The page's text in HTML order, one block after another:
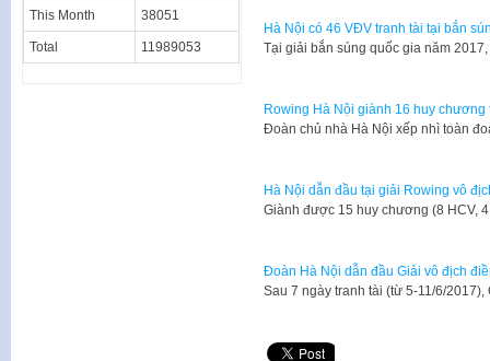
Hà Nội có 46 VĐV tranh tài tại bắn
Tại giải bắn súng quốc gia năm
Rowing Hà Nội giành 16 huy
Đoàn chủ nhà Hà Nội xếp nhì toàn
Hà Nội dẫn đầu tại giải Rowing vô
Giành được 15 huy chương (8 HCV,
Đoàn Hà Nội dẫn đầu Giải vô địch
Sau 7 ngày tranh tài (từ 5-11/6/
This Month 38051
Total 11989053